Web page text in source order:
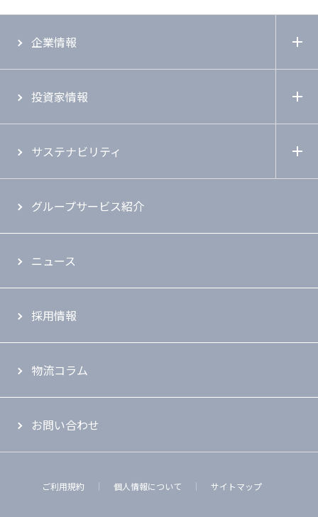
企業情報
投資家情報
サステナビリティ
グループサービス紹介
ニュース
採用情報
物流コラム
お問い合わせ
ご利用規約 個人情報について サイトマップ